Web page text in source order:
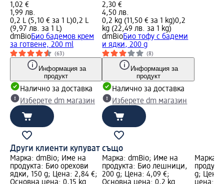
1,02 €
1,99 лв.
0,2 L (5,10 € за 1 L)0,2 L
(9,97 лв. за 1 L)
dmBioБио бадемов крем
за готвене, 200 ml
(63)
Информация за
продукт
Налично за доставка
Изберете dm магазин
2,30 €
4,50 лв.
0,2 kg (11,50 € за 1 kg)0,2
kg (22,49 лв. за 1 kg)
dmBioБио тофу с бадеми
и ядки, 200 g
(8)
Информация за
продукт
Налично за доставка
Изберете dm магазин
Други клиенти купуват също
Марка: dmBio; Име на
продукта: Био орехови
ядки, 150 g; Цена: 2,84 €;
Марка: dmBio; Име на
продукта: Био лешници,
200 g; Цена: 4,09 €;
Марка:
g; Цена: